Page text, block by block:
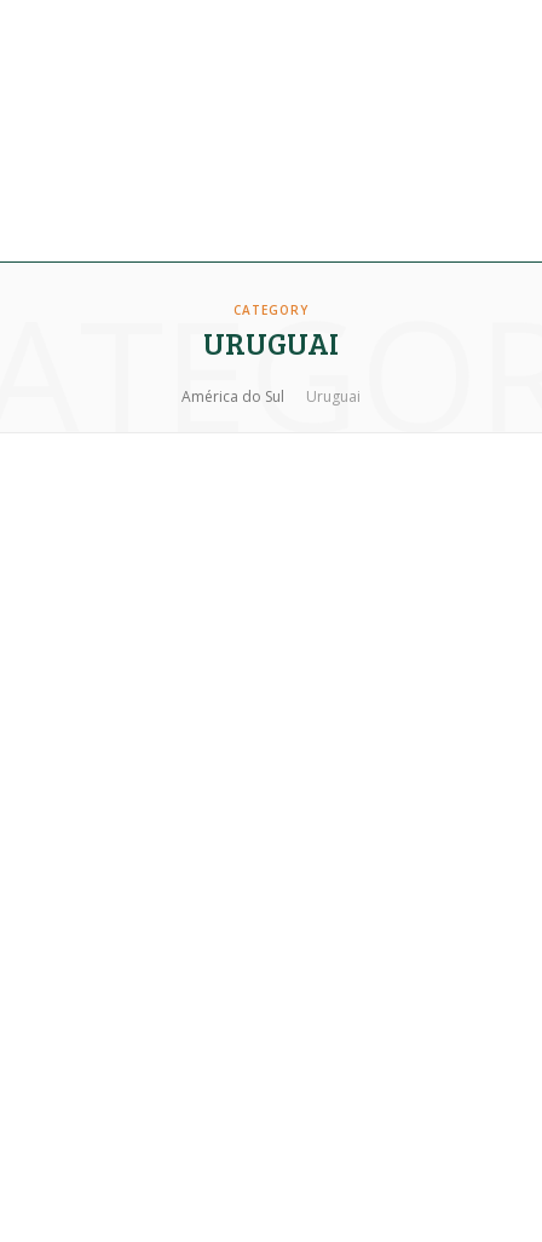
CATEGORY
URUGUAI
América do Sul Uruguai